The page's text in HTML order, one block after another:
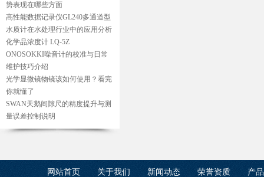
势表现在哪些方面
高性能数据记录仪GL240多通道型
水质计在水处理行业中的应用分析
化学品浓度计 LQ-5Z
ONOSOKKI噪音计的校准与日常
维护技巧介绍
光学显微镜物镜该如何使用？看完
你就懂了
SWAN天鹅间隙尺的精度提升与测
量误差控制说明
网站首页 关于我们 新闻动态 荣誉资质 产